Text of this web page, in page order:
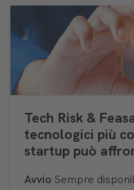
Tech Risk &
tecnologici più
startup può
Avvio Sempre